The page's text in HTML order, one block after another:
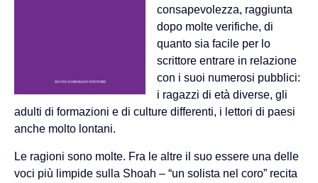
consapevolezza, raggiunta
dopo molte verifiche, di
quanto sia facile per lo
scrittore entrare in relazione
con i suoi numerosi pubblici:
i ragazzi di età diverse, gli
adulti di formazioni e di culture differenti, i lettori di paesi
anche molto lontani.
Le ragioni sono molte. Fra le altre il suo essere una delle
voci più limpide sulla Shoah – “un solista nel coro” recita